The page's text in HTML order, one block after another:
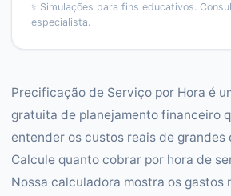
⚕️ Simulações para fins educativos.
especialista.
Precificação de Serviço por Hora é
gratuita de planejamento financeiro
entender os custos reais de grandes
Calcule quanto cobrar por hora de
Nossa calculadora mostra os gastos